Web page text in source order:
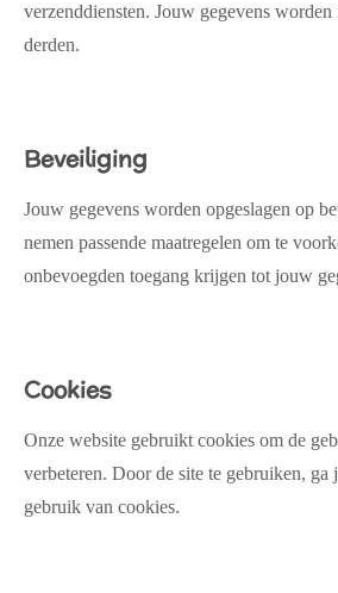
verzenddiensten. Jouw gegevens
derden.
Beveiliging
Jouw gegevens worden opgeslagen op
nemen passende maatregelen om te
onbevoegden toegang krijgen tot jouw
Cookies
Onze website gebruikt cookies om de
verbeteren. Door de site te gebruiken, ga
gebruik van cookies.